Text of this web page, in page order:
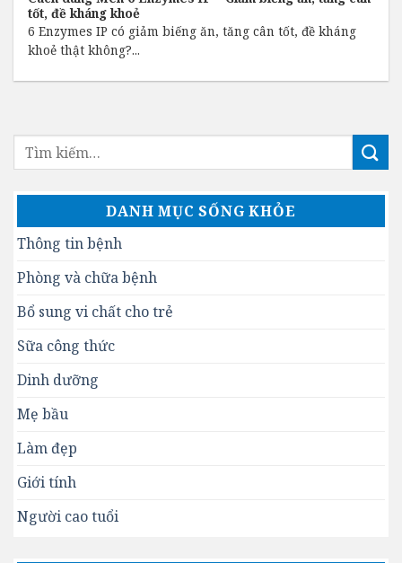
tốt, đề kháng khoẻ
6 Enzymes IP có giảm biếng ăn, tăng cân tốt, đề kháng
khoẻ thật không?...
DANH MỤC SỐNG KHỎE
Thông tin bệnh
Phòng và chữa bệnh
Bổ sung vi chất cho trẻ
Sữa công thức
Dinh dưỡng
Mẹ bầu
Làm đẹp
Giới tính
Người cao tuổi